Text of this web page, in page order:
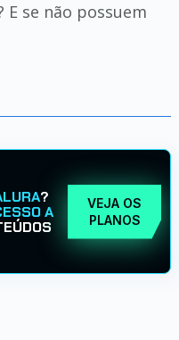
E se não possuem
?
A
VEJA OS
PLANOS